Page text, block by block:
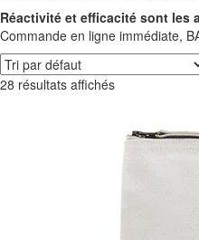
Réactivité et efficacité sont les
Commande en ligne immédiate,
28 résultats affichés